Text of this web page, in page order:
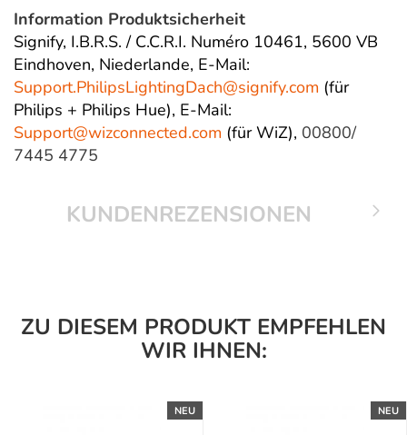
Information Produktsicherheit
Signify, I.B.R.S. / C.C.R.I. Numéro 10461, 5600 VB
Eindhoven, Niederlande, E-Mail:
Support.PhilipsLightingDach@signify.com (für
Philips + Philips Hue), E-Mail:
Support@wizconnected.com (für WiZ), 00800/
7445 4775
KUNDENREZENSIONEN
ZU DIESEM PRODUKT EMPFEHLEN
WIR IHNEN:
NEU NEU